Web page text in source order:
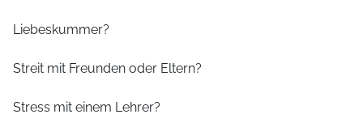
Liebeskummer?
Streit mit Freunden oder Eltern?
Stress mit einem Lehrer?